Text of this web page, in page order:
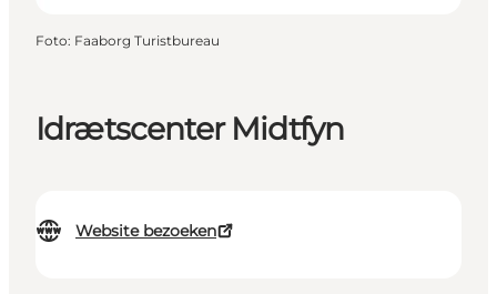
Idrætscenter Midtfyn
Website bezoeken
Foto: Faaborg Turistbureau